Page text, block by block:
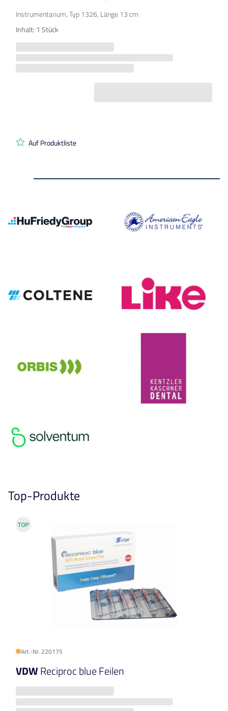
Instrumentarium, Typ 1326, Länge 13 cm
Inhalt: 1 Stück
Auf Produktliste
Top-Produkte
Art.-Nr. 220175
VDWReciproc blue Feilen